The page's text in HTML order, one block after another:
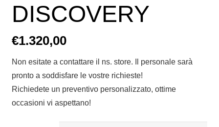
DISCOVERY
€1.320,00
Non esitate a contattare il ns. store. Il personale sarà
pronto a soddisfare le vostre richieste!
Richiedete un preventivo personalizzato, ottime
occasioni vi aspettano!